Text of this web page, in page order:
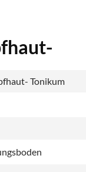
Tonikum